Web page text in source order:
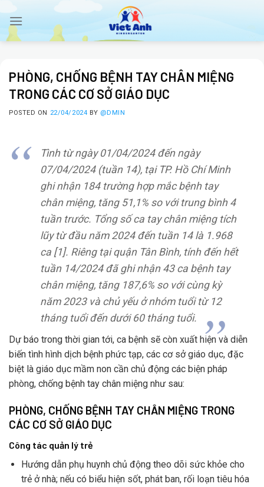
content
PHÒNG, CHỐNG BỆNH TAY CHÂN MIỆNG
TRONG CÁC CƠ SỞ GIÁO DỤC
POSTED ON 22/04/2024 BY @DMIN
Tình từ ngày 01/04/2024 đến ngày
07/04/2024 (tuần 14), tại TP. Hồ Chí Minh
ghi nhận 184 trường hợp mắc bệnh tay
chân miệng, tăng 51,1% so với trung bình 4
tuần trước. Tổng số ca tay chân miệng tích
lũy từ đầu năm 2024 đến tuần 14 là 1.968
ca [1]. Riêng tại quận Tân Bình, tính đến hết
tuần 14/2024 đã ghi nhận 43 ca bệnh tay
chân miệng, tăng 187,6% so với cùng kỳ
năm 2023 và chủ yếu ở nhóm tuổi từ 12
tháng tuổi đến dưới 60 tháng tuổi.
Dự báo trong thời gian tới, ca bệnh sẽ còn xuất hiện và diễn
biến tình hình dịch bệnh phức tạp, các cơ sở giáo dục, đặc
biệt là giáo dục mầm non cần chủ động các biện pháp
phòng, chống bệnh tay chân miệng như sau:
PHÒNG, CHỐNG BỆNH TAY CHÂN MIỆNG TRONG
CÁC CƠ SỞ GIÁO DỤC
Công tác quản lý trẻ
Hướng dẫn phụ huynh chủ động theo dõi sức khỏe cho
trẻ ở nhà; nếu có biểu hiện sốt, phát ban, rối loạn tiêu hóa